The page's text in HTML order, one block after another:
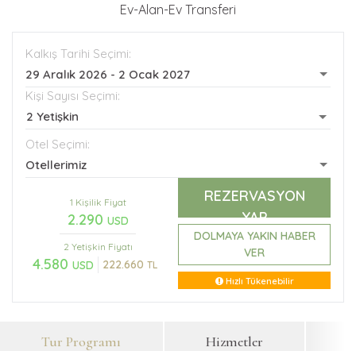
Ev-Alan-Ev Transferi
Kalkış Tarihi Seçimi:
29 Aralık 2026 - 2 Ocak 2027
Kişi Sayısı Seçimi:
2 Yetişkin
Otel Seçimi:
Otellerimiz
1 Kişilik Fiyat
2.290 USD
2 Yetişkin Fiyatı
4.580 USD 222.660 TL
REZERVASYON
YAP
DOLMAYA YAKIN HABER
VER
Hızlı Tükenebilir
Tur Programı Hizmetler